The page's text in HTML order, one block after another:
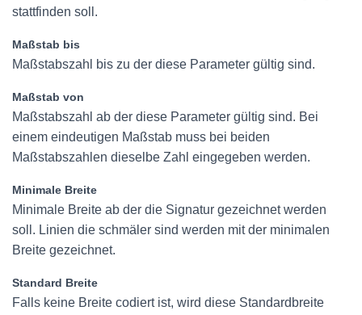
stattfinden soll.
Maßstab bis
Maßstabszahl bis zu der diese Parameter gültig sind.
Maßstab von
Maßstabszahl ab der diese Parameter gültig sind. Bei
einem eindeutigen Maßstab muss bei beiden
Maßstabszahlen dieselbe Zahl eingegeben werden.
Minimale Breite
Minimale Breite ab der die Signatur gezeichnet werden
soll. Linien die schmäler sind werden mit der minimalen
Breite gezeichnet.
Standard Breite
Falls keine Breite codiert ist, wird diese Standardbreite